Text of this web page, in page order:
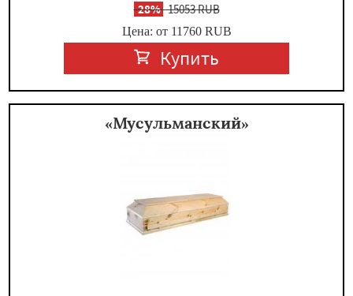
-28%15053 RUB
Цена: от 11760 RUB
Купить
«Мусульманский»